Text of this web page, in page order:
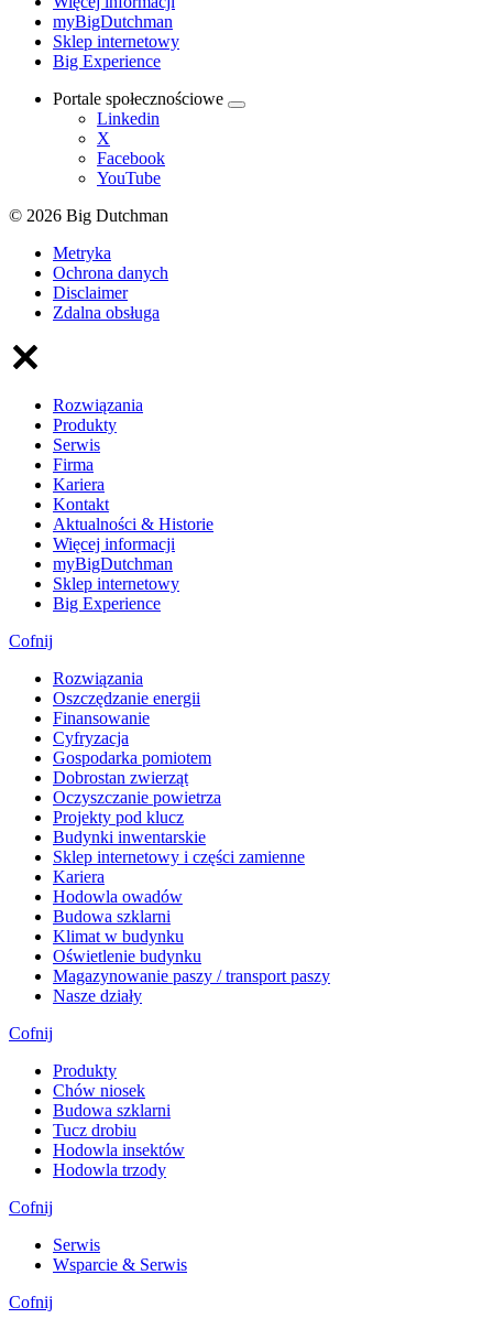
myBigDutchman
Sklep internetowy
Big Experience
Portale społecznościowe
Linkedin
X
Facebook
YouTube
© 2026 Big Dutchman
Metryka
Ochrona danych
Disclaimer
Zdalna obsługa
Rozwiązania
Produkty
Serwis
Firma
Kariera
Kontakt
Aktualności & Historie
Więcej informacji
myBigDutchman
Sklep internetowy
Big Experience
Cofnij
Rozwiązania
​Oszczędzanie energii
Finansowanie
Cyfryzacja
Gospodarka pomiotem
Dobrostan zwierząt
Oczyszczanie powietrza
Projekty pod klucz
Budynki inwentarskie
Sklep internetowy i części zamienne
Kariera
Hodowla owadów
Budowa szklarni
Klimat w budynku
Oświetlenie budynku
Magazynowanie paszy / transport paszy
Nasze działy
Cofnij
Produkty
Chów niosek
Budowa szklarni
Tucz drobiu
Hodowla insektów
Hodowla trzody
Cofnij
Serwis
Wsparcie & Serwis
Cofnij